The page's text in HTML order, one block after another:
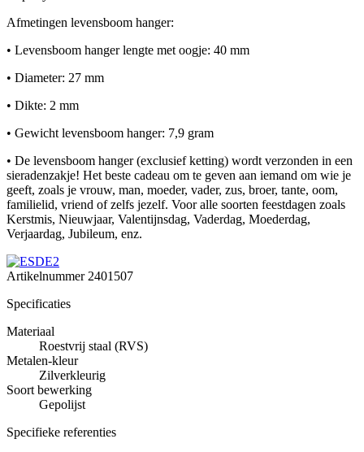
Afmetingen levensboom hanger:
• Levensboom hanger lengte met oogje: 40 mm
• Diameter: 27 mm
• Dikte: 2 mm
• Gewicht levensboom hanger: 7,9 gram
• De levensboom hanger (exclusief ketting) wordt verzonden in een
sieradenzakje! Het beste cadeau om te geven aan iemand om wie je
geeft, zoals je vrouw, man, moeder, vader, zus, broer, tante, oom,
familielid, vriend of zelfs jezelf. Voor alle soorten feestdagen zoals
Kerstmis, Nieuwjaar, Valentijnsdag, Vaderdag, Moederdag,
Verjaardag, Jubileum, enz.
Artikelnummer2401507
Specificaties
Materiaal
Roestvrij staal (RVS)
Metalen-kleur
Zilverkleurig
Soort bewerking
Gepolijst
Specifieke referenties